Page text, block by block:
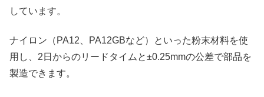
しています。
ナイロン（PA12、PA12GBなど）といった粉末材料を使
用し、2日からのリードタイムと±0.25mmの公差で部品を
製造できます。